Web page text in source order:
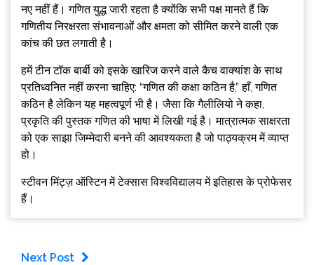
नए नहीं हैं। गणित युद्ध जारी रहता है क्योंकि सभी पक्ष मानते हैं कि
गणितीय निरक्षरता संभावनाओं और क्षमता को सीमित करने वाली एक
कांच की छत लगाती है।
हमें टीन टॉक बार्बी को इसके खारिज करने वाले कैच वाक्यांश के साथ
प्रतिध्वनित नहीं करना चाहिए: “गणित की कक्षा कठिन है,” हाँ, गणित
कठिन है लेकिन यह महत्वपूर्ण भी है। जैसा कि गैलीलियो ने कहा,
प्रकृति की पुस्तक गणित की भाषा में लिखी गई है। मात्रात्मक साक्षरता
को एक साझा जिम्मेदारी बनने की आवश्यकता है जो पाठ्यक्रम में व्याप्त
हो।
स्टीवन मिंट्ज़ ऑस्टिन में टेक्सास विश्वविद्यालय में इतिहास के प्रोफेसर
हैं।
Next Post